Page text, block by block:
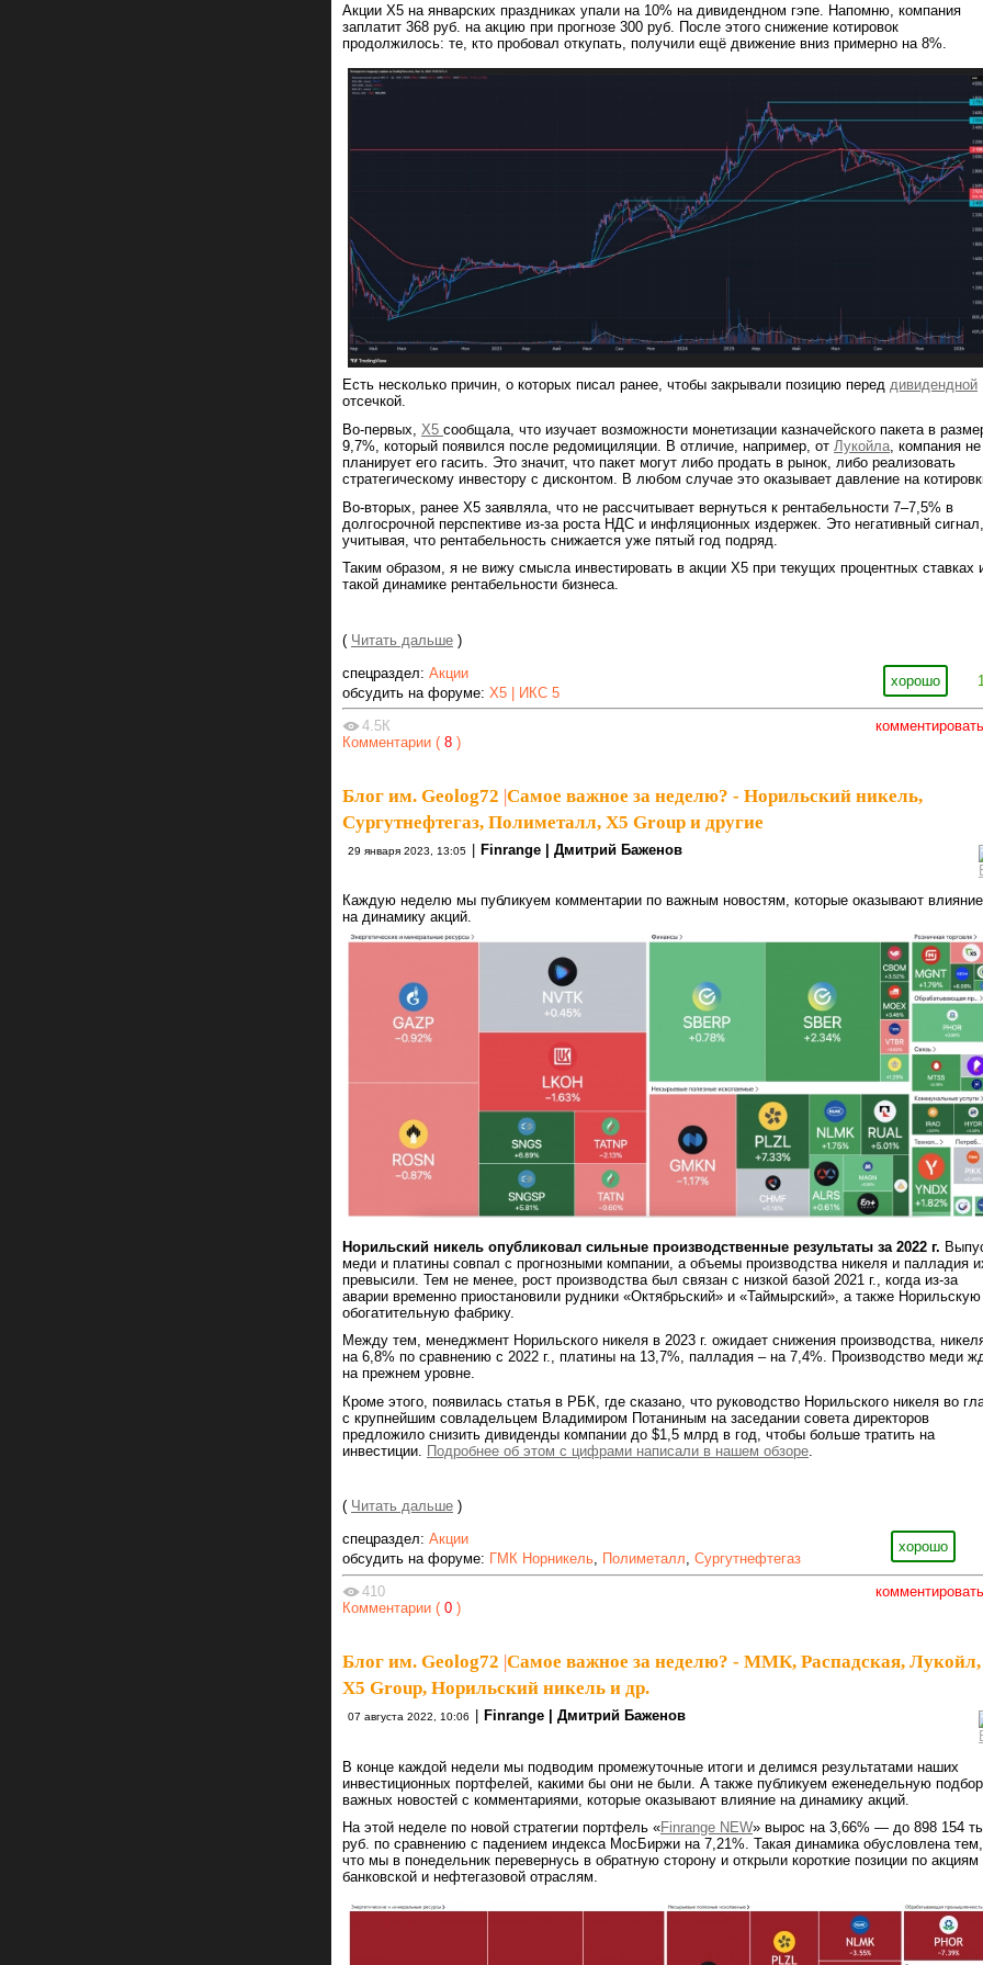
Акции X5 на январских праздниках упали на 10% на дивидендном гэпе. Напомню, компания
заплатит 368 руб. на акцию при прогнозе 300 руб. После этого снижение котировок
продолжилось: те, кто пробовал откупать, получили ещё движение вниз примерно на 8%.
Есть несколько причин, о которых писал ранее, чтобы закрывали позицию перед дивидендной
отсечкой.
Во-первых, X5 сообщала, что изучает возможности монетизации казначейского пакета в
9,7%, который появился после редомициляции. В отличие, например, от Лукойла, компания не
планирует его гасить. Это значит, что пакет могут либо продать в рынок, либо реализовать
стратегическому инвестору с дисконтом. В любом случае это оказывает давление на
Во-вторых, ранее X5 заявляла, что не рассчитывает вернуться к рентабельности 7–7,5% в
долгосрочной перспективе из-за роста НДС и инфляционных издержек. Это негативный сигнал,
учитывая, что рентабельность снижается уже пятый год подряд.
Таким образом, я не вижу смысла инвестировать в акции X5 при текущих процентных ставках
такой динамике рентабельности бизнеса.
( Читать дальше )
хорошо
спецраздел: Акции
обсудить на форуме: X5 | ИКС 5
комментировать
4.5К
Комментарии ( 8 )
Блог им. Geolog72 |Самое важное за неделю? - Норильский никель,
Сургутнефтегаз, Полиметалл, X5 Group и другие
29 января 2023, 13:05 Finrange | Дмитрий Баженов
Каждую неделю мы публикуем комментарии по важным новостям, которые оказывают влияние
на динамику акций.
Норильский никель опубликовал сильные производственные результаты за 2022 г.
меди и платины совпал с прогнозными компании, а объемы производства никеля и палладия
превысили. Тем не менее, рост производства был связан с низкой базой 2021 г., когда из-за
аварии временно приостановили рудники «Октябрьский» и «Таймырский», а также Норильскую
обогатительную фабрику.
Между тем, менеджмент Норильского никеля в 2023 г. ожидает снижения производства,
на 6,8% по сравнению с 2022 г., платины на 13,7%, палладия – на 7,4%. Производство меди
на прежнем уровне.
Кроме этого, появилась статья в РБК, где сказано, что руководство Норильского никеля во
с крупнейшим совладельцем Владимиром Потаниным на заседании совета директоров
предложило снизить дивиденды компании до $1,5 млрд в год, чтобы больше тратить на
инвестиции.
Подробнее об этом с цифрами написали в нашем обзоре
( Читать дальше )
хорошо
спецраздел: Акции
обсудить на форуме: ГМК Норникель, Полиметалл, Сургутнефтегаз
комментировать
410
Комментарии ( 0 )
Блог им. Geolog72 Самое важное за неделю? - ММК, Распадская, Лукойл,
X5 Group, Норильский никель и др.
07 августа 2022, 10:06 Finrange | Дмитрий Баженов
В конце каждой недели мы подводим промежуточные итоги и делимся результатами наших
инвестиционных портфелей, какими бы они не были. А также публикуем еженедельную
важных новостей с комментариями, которые оказывают влияние на динамику акций.
На этой неделе по новой стратегии портфель «Finrange NEW» вырос на 3,66% — до 898 154
руб. по сравнению с падением индекса МосБиржи на 7,21%. Такая динамика обусловлена тем,
что мы в понедельник перевернусь в обратную сторону и открыли короткие позиции по акциям
банковской и нефтегазовой отраслям.